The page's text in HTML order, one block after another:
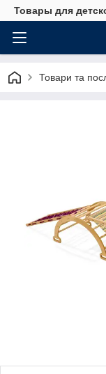
Товары для
Товари та